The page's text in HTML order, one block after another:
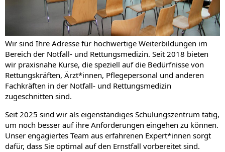
Wir sind Ihre Adresse für hochwertige Weiterbildungen im
Bereich der Notfall- und Rettungsmedizin. Seit 2018 bieten
wir praxisnahe Kurse, die speziell auf die Bedürfnisse von
Rettungskräften, Ärzt*innen, Pflegepersonal und anderen
Fachkräften in der Notfall- und Rettungsmedizin
zugeschnitten sind.
Seit 2025 sind wir als eigenständiges Schulungszentrum tätig,
um noch besser auf ihre Anforderungen eingehen zu können.
Unser engagiertes Team aus erfahrenen Expert*innen sorgt
dafür, dass Sie optimal auf den Ernstfall vorbereitet sind.